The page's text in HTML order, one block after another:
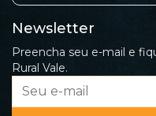
Newsletter
Preencha seu e-mail e
Rural Vale.